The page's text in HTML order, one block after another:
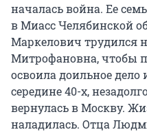
началась война. Ее
в Миасс Челябинской
Маркелович трудился
Митрофановна, чтобы
освоила доильное дело
середине 40-х,
вернулась в Москву.
наладилась. Отца